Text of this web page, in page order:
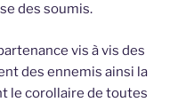
des soumis.
vis à vis des
des ennemis ainsi la
le corollaire de toutes